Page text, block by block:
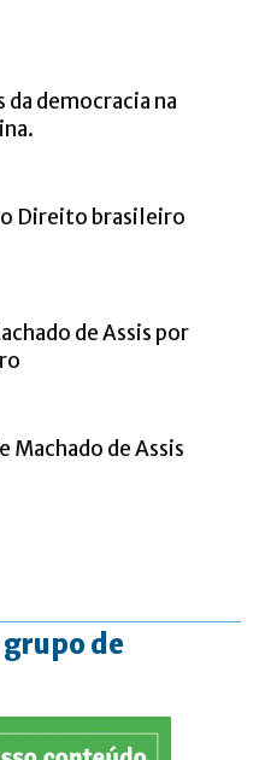
da democracia na
o Direito brasileiro
de Assis por
Machado de Assis
de